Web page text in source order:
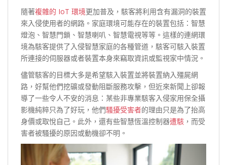
隨著複雜的 IoT 環境更加普及，駭客將利用含有漏洞的裝置
來入侵使用者的網路。家庭環境可能存在的裝置包括：智慧
燈泡、智慧門鎖、智慧喇叭、智慧電視等等。這樣的連網環
境為駭客提供了入侵智慧家庭的各種管道，駭客可駭入裝置
所連接的伺服器或者裝置本身來竊取資訊或監視家中情況。
儘管駭客的目標大多是希望駭入裝置並將裝置納入殭屍網
路，好幫他們挖礦或發動阻斷服務攻擊，但近來新聞上卻報
導了一些令人不安的消息：某些非專業駭客入侵家用保全攝
影機純粹只為了好玩，他們騷擾受害者的理由只是為了抬高
身價或取悅自己。此外，還有些智慧恆溫控制器遭駭 ，而受
害者被騷擾的原因或動機卻不明。